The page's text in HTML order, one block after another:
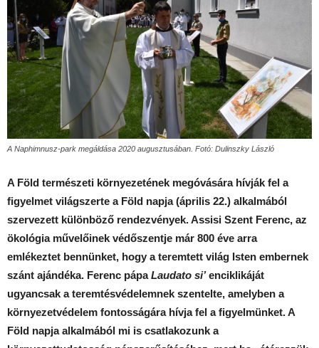
A Naphimnusz-park megáldása 2020 augusztusában. Fotó: Dulinszky László
A Föld természeti környezetének megóvására hívják fel a
figyelmet világszerte a Föld napja (április 22.) alkalmából
szervezett különböző rendezvények. Assisi Szent Ferenc, az
ökológia művelőinek védőszentje már 800 éve arra
emlékeztet bennünket, hogy a teremtett világ Isten embernek
szánt ajándéka. Ferenc pápaLaudato si’enciklikáját
ugyancsak a teremtésvédelemnek szentelte, amelyben a
környezetvédelem fontosságára hívja fel a figyelmünket. A
Föld napja alkalmából mi is csatlakozunk a